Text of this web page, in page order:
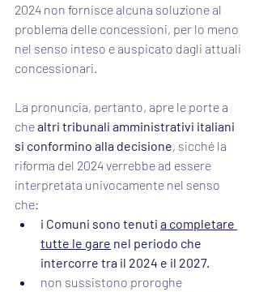
2024 non fornisce alcuna soluzione al
problema delle concessioni, per lo meno
nel senso inteso e auspicato dagli attuali
concessionari.
La pronuncia, pertanto, apre le porte a
che altri tribunali amministrativi italiani
si conformino alla decisione, sicché la
riforma del 2024 verrebbe ad essere
interpretata univocamente nel senso
che:
i Comuni sono tenuti a completare
tutte le gare nel periodo che
intercorre tra il 2024 e il 2027.
non sussistono proroghe